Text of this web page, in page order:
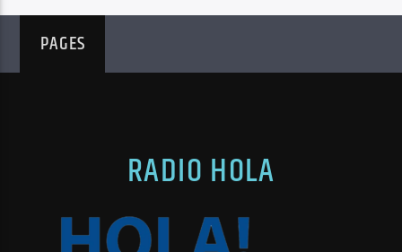
PAGES
RADIO HOLA